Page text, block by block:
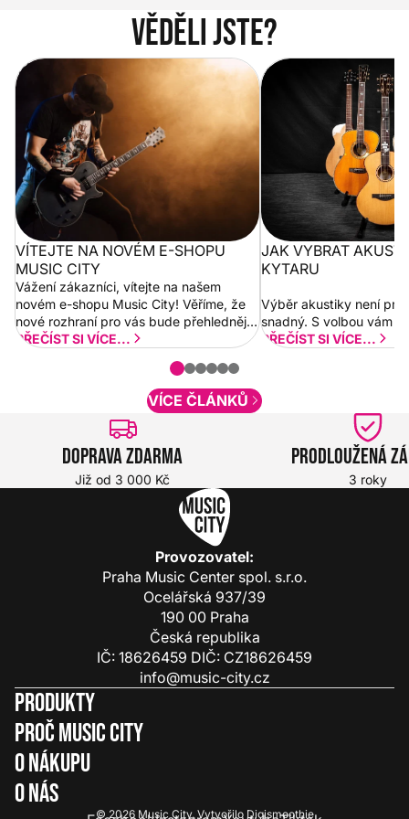
Věděli jste?
Vítejte na novém e-shopu Music
City
VÍTEJTE NA NOVÉM E-SHOPU
MUSIC CITY
Vážení zákazníci, vítejte na našem
novém e-shopu Music City! Věříme, že
nové rozhraní pro vás bude přehlednější
a rychlejší. Postupně budeme přidávat
PŘEČÍST SI VÍCE...
Jak vybrat
JAK VYBRAT
KYTARU
Výběr akustiky není pro
snadný. S volbou vám
PŘEČÍST SI VÍCE...
VÍCE ČLÁNKŮ
Doprava zdarma
Již od 3 000 Kč
Prodloužená
3 roky
Provozovatel:
Praha Music Center spol. s.r.o.
Ocelářská 937/39
190 00 Praha
Česká republika
IČ: 18626459 DIČ: CZ18626459
info@music-city.cz
Produkty
Proč Music City
O nákupu
O nás
© 2026 Music City. Vytvořilo Digismoothie